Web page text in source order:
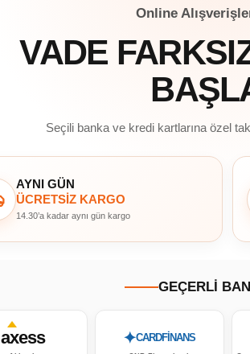
Online
VADE
Seçili banka ve kredi kartlarına özel
AYNI GÜN
ÜCRETSİZ KARGO
14.30’a kadar aynı gün kargo
GEÇERLİ
axess ✦CARDFİNANS